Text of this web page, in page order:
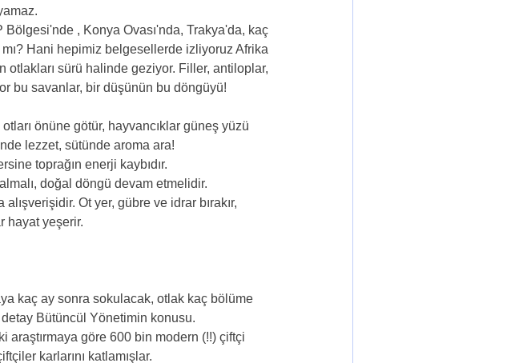
, Konya Ovası'nda, Trakya'da, kaç
mı? Hani hepimiz belgesellerde izliyoruz Afrika
otlakları sürü halinde geziyor. Filler, antiloplar,
bu savanlar, bir düşünün bu döngüyü!
önüne götür, hayvancıklar güneş yüzü
lezzet, sütünde aroma ara!
toprağın enerji kaybıdır.
doğal döngü devam etmelidir.
Ot yer, gübre ve idrar bırakır,
hayat yeşerir.
kaç ay sonra sokulacak, otlak kaç bölüme
Bütüncül Yönetimin konusu.
göre 600 bin modern (!!) çiftçi
karlarını katlamışlar.